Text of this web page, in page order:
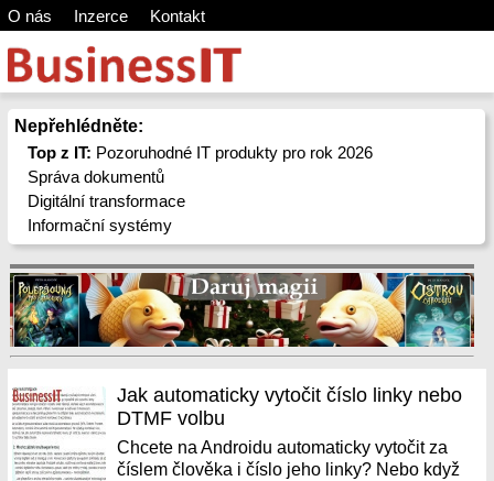
O nás Inzerce Kontakt
Nepřehlédněte:
Top z IT: Pozoruhodné IT produkty pro rok 2026
Správa dokumentů
Digitální transformace
Informační systémy
Jak automaticky vytočit číslo linky nebo
DTMF volbu
Chcete na Androidu automaticky vytočit za
číslem člověka i číslo jeho linky? Nebo když